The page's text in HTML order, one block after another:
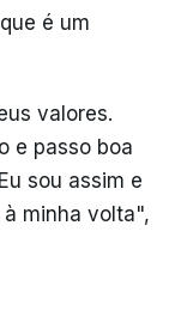
é um
valores.
e passo boa
sou assim e
minha volta",